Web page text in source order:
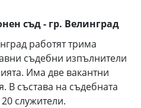
съд - гр. Велинград
работяттрима
съдебни изпълнители
Има две вакантни
В състава на съдебната
20 служители.